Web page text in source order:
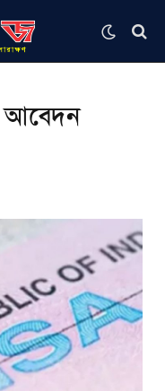
আবেদন